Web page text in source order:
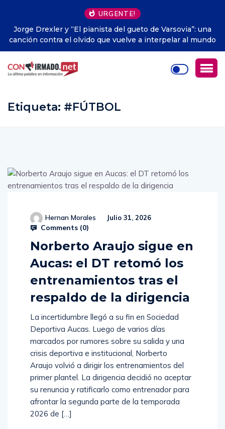
URGENTE!
Jorge Drexler y “El pianista del gueto de Varsovia”: una
canción contra el olvido que vuelve a interpelar al mundo
Etiqueta: #FÚTBOL
Hernan Morales Julio 31, 2026
Comments (0)
Norberto Araujo sigue en
Aucas: el DT retomó los
entrenamientos tras el
respaldo de la dirigencia
La incertidumbre llegó a su fin en Sociedad
Deportiva Aucas. Luego de varios días
marcados por rumores sobre su salida y una
crisis deportiva e institucional, Norberto
Araujo volvió a dirigir los entrenamientos del
primer plantel. La dirigencia decidió no aceptar
su renuncia y ratificarlo como entrenador para
afrontar la segunda parte de la temporada
2026 de […]